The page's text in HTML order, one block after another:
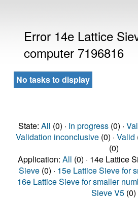
Error 14e Lattice
computer 7196816
No tasks to display
State: All (0) · In progress(0) ·
Validation inconclusive(0) · Valid
(0)
Application: All (0) · 14e Lattice
Sieve (0) · 15e Lattice Sieve for
16e Lattice Sieve for smaller
Sieve V5 (0)